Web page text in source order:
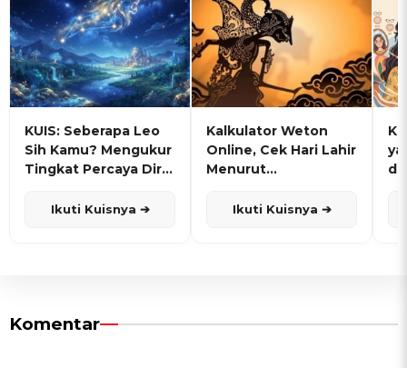
KUIS: Seberapa Leo
Sih Kamu? Mengukur
Tingkat Percaya Diri
Ikuti Kuisnya ➔
Kalkulator Weton
Online, Cek Hari Lahir
Menurut
Ikuti Kuisnya ➔
Komentar